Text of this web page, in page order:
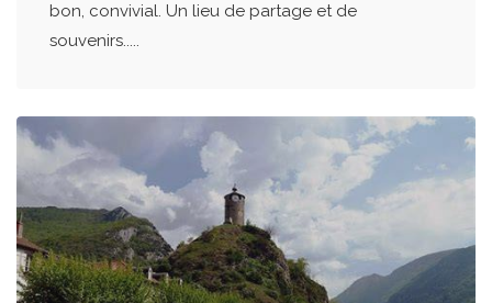
bon, convivial. Un lieu de partage et de
souvenirs.....